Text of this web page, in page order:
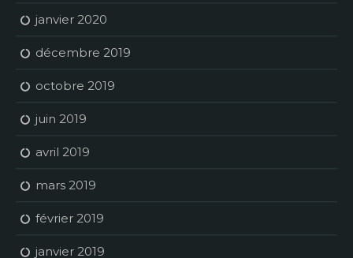
janvier 2020
décembre 2019
octobre 2019
juin 2019
avril 2019
mars 2019
février 2019
janvier 2019